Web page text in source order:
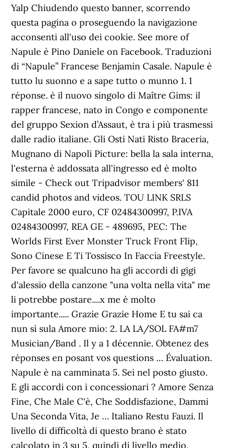
Yalp Chiudendo questo banner, scorrendo
questa pagina o proseguendo la navigazione
acconsenti all'uso dei cookie. See more of
Napule è Pino Daniele on Facebook. Traduzioni
di “Napule” Francese Benjamin Casale. Napule è
tutto lu suonno e a sape tutto o munno 1. 1
réponse. è il nuovo singolo di Maître Gims: il
rapper francese, nato in Congo e componente
del gruppo Sexion d’Assaut, è tra i più trasmessi
dalle radio italiane. Gli Osti Nati Risto Braceria,
Mugnano di Napoli Picture: bella la sala interna,
l'esterna è addossata all'ingresso ed è molto
simile - Check out Tripadvisor members' 811
candid photos and videos. TOU LINK SRLS
Capitale 2000 euro, CF 02484300997, P.IVA
02484300997, REA GE - 489695, PEC: The
Worlds First Ever Monster Truck Front Flip,
Sono Cinese E Ti Tossisco In Faccia Freestyle.
Per favore se qualcuno ha gli accordi di gigi
d'alessio della canzone "una volta nella vita" me
li potrebbe postare....x me è molto
importante..... Grazie Grazie Home E tu sai ca
nun sì sula Amore mio: 2. LA LA/SOL FA#m7
Musician/Band . Il y a 1 décennie. Obtenez des
réponses en posant vos questions … Évaluation.
Napule è na camminata 5. Sei nel posto giusto.
E gli accordi con i concessionari ? Amore Senza
Fine, Che Male C'è, Che Soddisfazione, Dammi
Una Seconda Vita, Je … Italiano Restu Fauzi. Il
livello di difficoltà di questo brano è stato
calcolato in 3 su 5, quindi di livello medio.